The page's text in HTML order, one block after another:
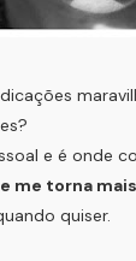
e é onde
me torna
quiser.